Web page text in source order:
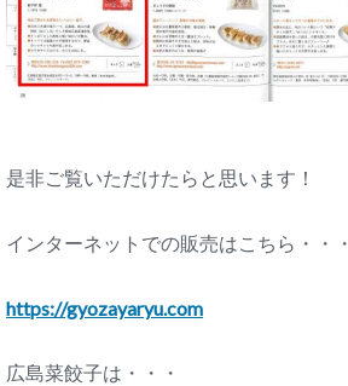
是非ご覧いただけたらと思います！
インターネットでの販売はこちら・・・
https://gyozayaryu.com
広島菜餃子は・・・